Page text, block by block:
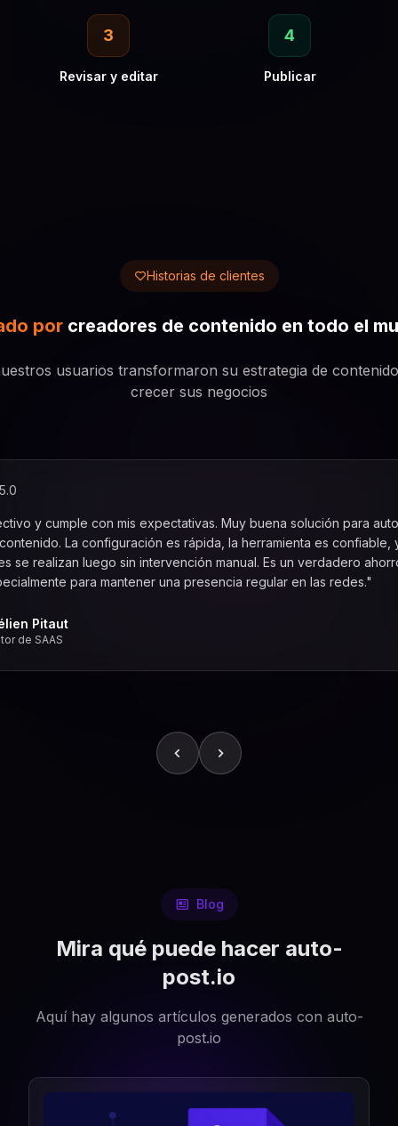
3
Revisar y editar
4
Publicar
Historias de clientes
por creadores de contenido en todo el
usuarios transformaron su estrategia de
crecer sus negocios
y cumple con mis expectativas. Muy buena solución para
La configuración es rápida, la herramienta es confiable,
se realizan luego sin intervención manual. Es un verdadero
para mantener una presencia regular en las redes."
Pitaut
de SAAS
Blog
Mira qué puede hacer auto-
post.io
Aquí hay algunos artículos generados con auto-
post.io